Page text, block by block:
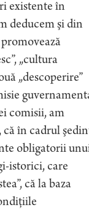
existente în
deducem şi din
„cultura
„descoperire”
comisii, am
în cadrul
obligatorii
istorici, care
că la baza